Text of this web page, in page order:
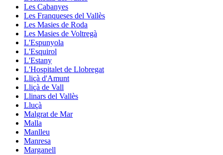
Les Cabanyes
Les Franqueses del Vallès
Les Masies de Roda
Les Masies de Voltregà
L'Espunyola
L'Esquirol
L'Estany
L'Hospitalet de Llobregat
Lliçà d'Amunt
Lliçà de Vall
Llinars del Vallès
Lluçà
Malgrat de Mar
Malla
Manlleu
Manresa
Marganell